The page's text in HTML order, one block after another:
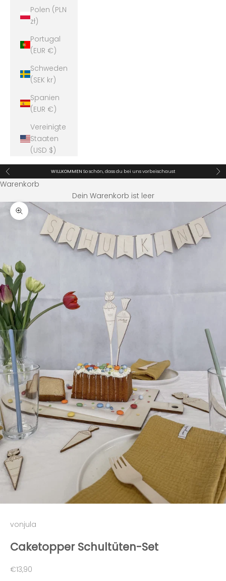
Polen (PLN
zł)
Portugal
(EUR €)
Schweden
(SEK kr)
Spanien
(EUR €)
Vereinigte
Staaten
(USD $)
Zurück WILLKOMMEN So schön, dass du bei uns vorbeischaust Vor
Warenkorb
Dein Warenkorb ist leer
Bild vergrößern
vonjula
Caketopper Schultüten-Set
Angebot
€13,90